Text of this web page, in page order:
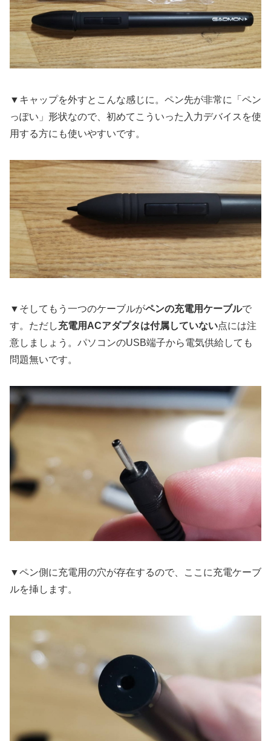
▼キャップを外すとこんな感じに。ペン先が非常に「ペン
っぽい」形状なので、初めてこういった入力デバイスを使
用する方にも使いやすいです。
▼そしてもう一つのケーブルがペンの充電用ケーブルで
す。ただし充電用ACアダプタは付属していない点には注
意しましょう。パソコンのUSB端子から電気供給しても
問題無いです。
▼ペン側に充電用の穴が存在するので、ここに充電ケーブ
ルを挿します。